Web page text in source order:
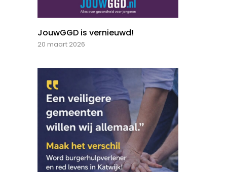
JouwGGD is vernieuwd!
20 maart 2026